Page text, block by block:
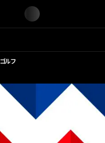
ゴルフ